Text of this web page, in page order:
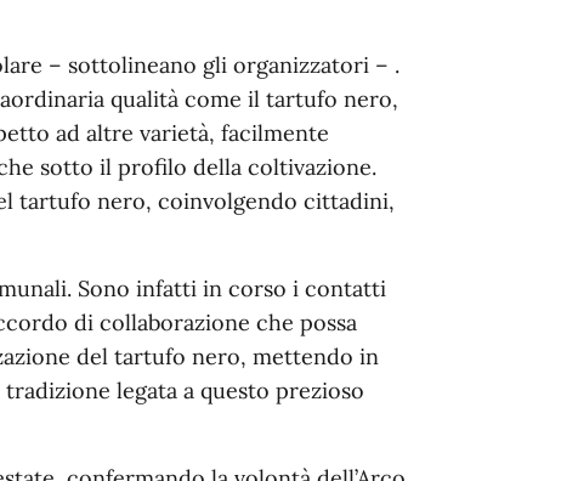
– sottolineano gli organizzatori – .
qualità come il tartufo nero,
ad altre varietà, facilmente
sotto il profilo della coltivazione.
tartufo nero, coinvolgendo cittadini,
Sono infatti in corso i contatti
di collaborazione che possa
del tartufo nero, mettendo in
legata a questo prezioso